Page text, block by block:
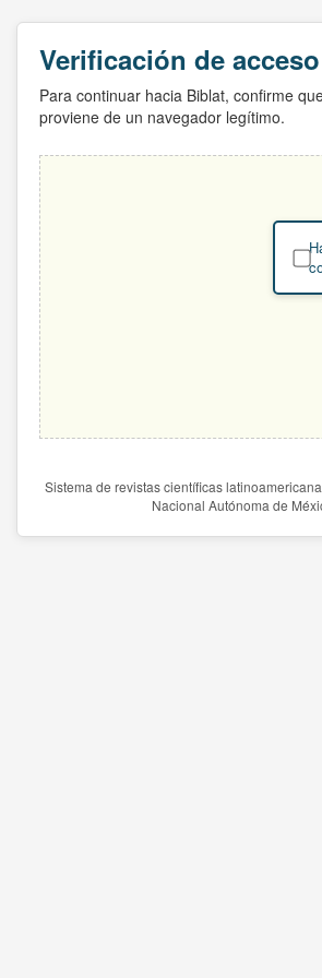
Verificación de acceso
Para continuar hacia Biblat, confirme
proviene de un navegador legítimo.
Sistema de revistas científicas
Nacional Autónoma de